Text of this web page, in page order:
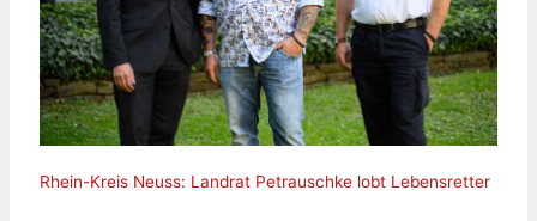
Rhein-Kreis Neuss: Landrat Petrauschke lobt Lebensretter